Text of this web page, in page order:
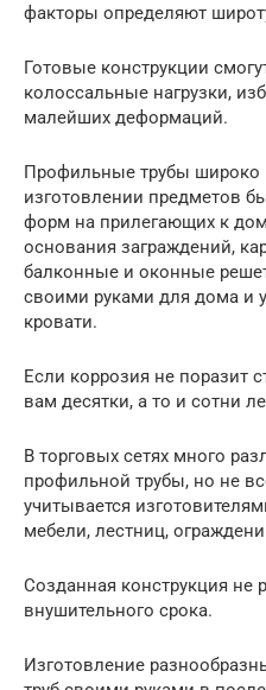
факторы определяют
Готовые конструкции
колоссальные нагрузки,
малейших деформаций.
Профильные трубы широко
изготовлении предметов
форм на прилегающих к
основания заграждений,
балконные и оконные
своими руками для дома и
кровати.
Если коррозия не поразит
вам десятки, а то и сотни
В торговых сетях много
профильной трубы, но не
учитывается
мебели, лестниц,
Созданная конструкция не
внушительного срока.
Изготовление